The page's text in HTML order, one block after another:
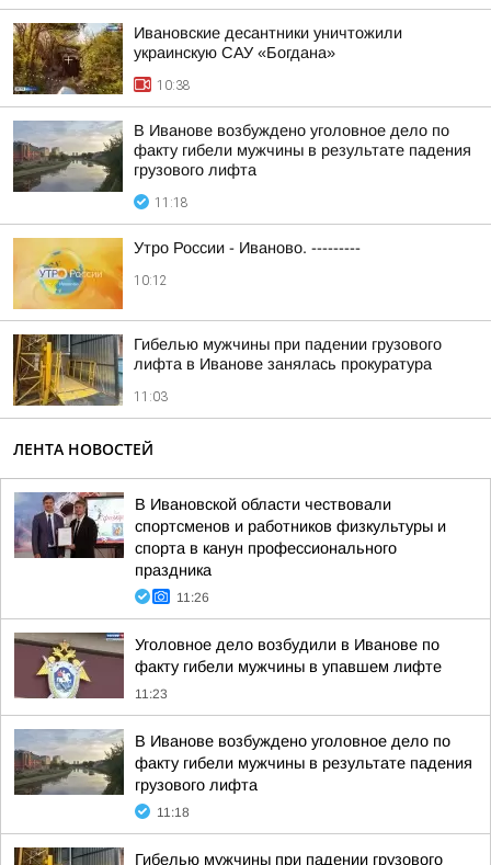
Ивановские десантники уничтожили
украинскую САУ «Богдана»
10:38
В Иванове возбуждено уголовное дело по
факту гибели мужчины в результате падения
грузового лифта
11:18
Утро России - Иваново. ---------
10:12
Гибелью мужчины при падении грузового
лифта в Иванове занялась прокуратура
11:03
ЛЕНТА НОВОСТЕЙ
В Ивановской области чествовали
спортсменов и работников физкультуры и
спорта в канун профессионального
праздника
11:26
Уголовное дело возбудили в Иванове по
факту гибели мужчины в упавшем лифте
11:23
В Иванове возбуждено уголовное дело по
факту гибели мужчины в результате падения
грузового лифта
11:18
Гибелью мужчины при падении грузового